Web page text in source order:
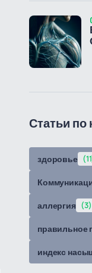
Статьи по
здоровье
аллергия (3)
правильное
индекс